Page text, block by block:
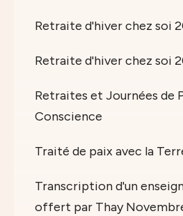
Retraite d'hiver chez soi
Retraite d'hiver chez soi
Retraites et Journées de
Conscience
Traité de paix avec la
Transcription d'un
offert par Thay